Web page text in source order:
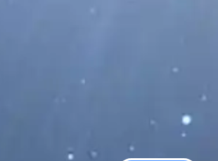
Semana La Luna protagoniza...